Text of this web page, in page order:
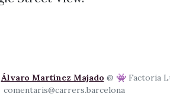
Álvaro Martínez Majado @ 👾 Factoria
comentaris@carrers.barcelona